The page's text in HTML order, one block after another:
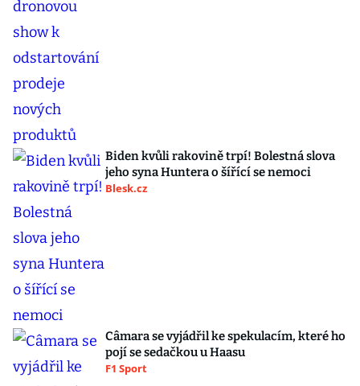
Biden kvůli rakovině trpí! Bolestná slova
jeho syna Huntera o šířící se nemoci
Blesk.cz
Câmara se vyjádřil ke spekulacím, které ho
pojí se sedačkou u Haasu
F1 Sport